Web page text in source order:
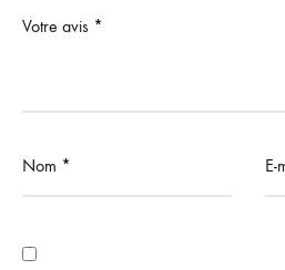
Votre avis *
Nom * E-